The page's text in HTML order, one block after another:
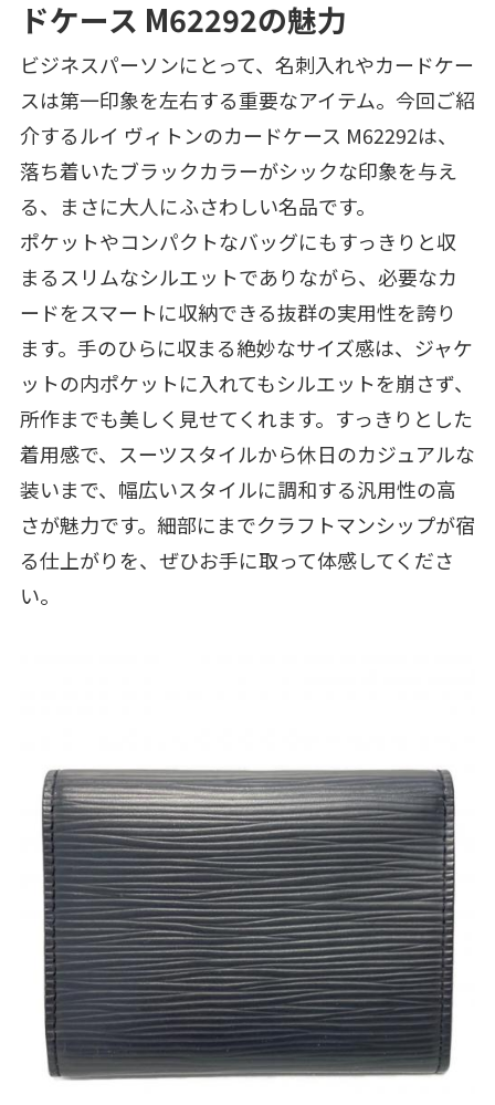
ドケース M62292の魅力
ビジネスパーソンにとって、名刺入れやカードケー
スは第一印象を左右する重要なアイテム。今回ご紹
介するルイ ヴィトンのカードケース M62292は、
落ち着いたブラックカラーがシックな印象を与え
る、まさに大人にふさわしい名品です。
ポケットやコンパクトなバッグにもすっきりと収
まるスリムなシルエットでありながら、必要なカ
ードをスマートに収納できる抜群の実用性を誇り
ます。手のひらに収まる絶妙なサイズ感は、ジャケ
ットの内ポケットに入れてもシルエットを崩さず、
所作までも美しく見せてくれます。すっきりとした
着用感で、スーツスタイルから休日のカジュアルな
装いまで、幅広いスタイルに調和する汎用性の高
さが魅力です。細部にまでクラフトマンシップが宿
る仕上がりを、ぜひお手に取って体感してくださ
い。